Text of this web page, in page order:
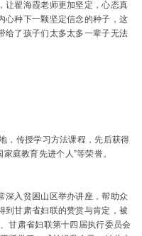
让翟海霞老师更加坚定，心态真
心种下一颗坚定信念的种子，这
给了孩子们太多太多一辈子无法
，传授学习方法课程，先后获得
庭教育先进个人”等荣誉。
深入贫困山区举办讲座，帮助众
到甘肃省妇联的赞赏与肯定，被
甘肃省妇联第十四届执行委员会